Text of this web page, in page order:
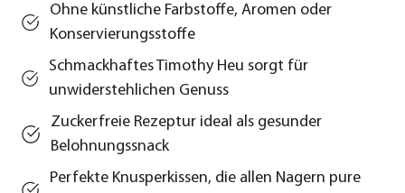
Ohne künstliche Farbstoffe, Aromen oder
Konservierungsstoffe
Schmackhaftes Timothy Heu sorgt für
unwiderstehlichen Genuss
Zuckerfreie Rezeptur ideal als gesunder
Belohnungssnack
Perfekte Knusperkissen, die allen Nagern pure